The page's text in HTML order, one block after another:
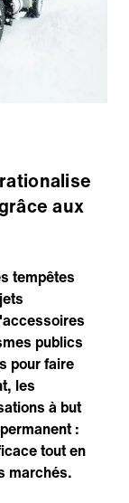
aux
tempêtes
publics
pour faire
les
à but
:
tout en
marchés.